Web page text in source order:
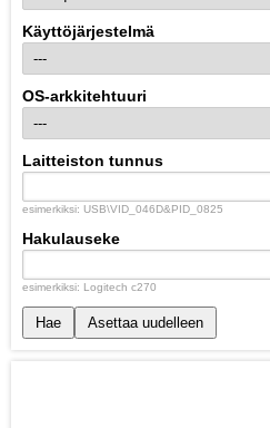
Käyttöjärjestelmä
OS-arkkitehtuuri
Laitteiston tunnus
esimerkiksi: USB\VID_046D&PID_0825
Hakulauseke
esimerkiksi: Logitech c270
Hae Asettaa uudelleen